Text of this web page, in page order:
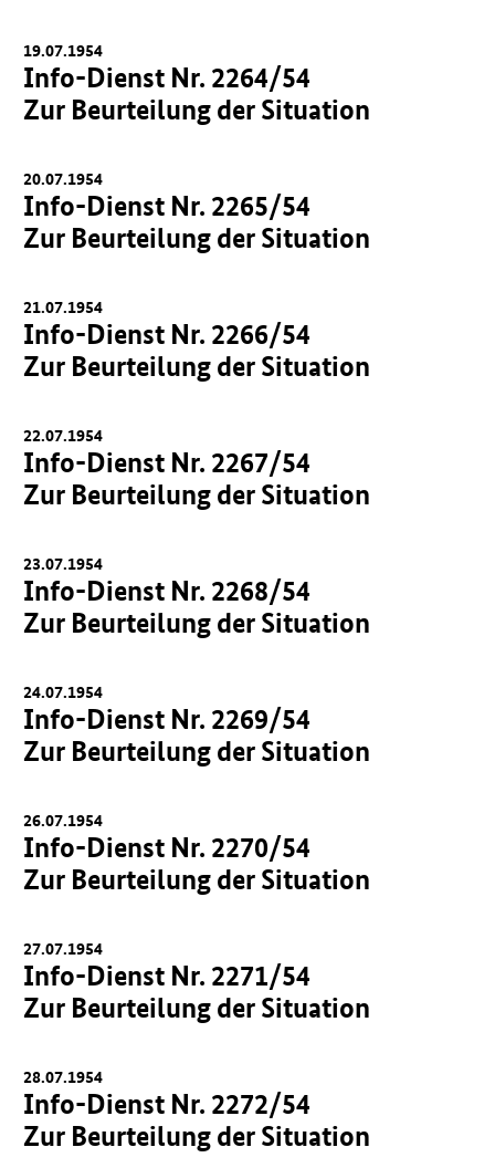
19.07.1954
Info-Dienst Nr. 2264/54
Zur Beurteilung der Situation
20.07.1954
Info-Dienst Nr. 2265/54
Zur Beurteilung der Situation
21.07.1954
Info-Dienst Nr. 2266/54
Zur Beurteilung der Situation
22.07.1954
Info-Dienst Nr. 2267/54
Zur Beurteilung der Situation
23.07.1954
Info-Dienst Nr. 2268/54
Zur Beurteilung der Situation
24.07.1954
Info-Dienst Nr. 2269/54
Zur Beurteilung der Situation
26.07.1954
Info-Dienst Nr. 2270/54
Zur Beurteilung der Situation
27.07.1954
Info-Dienst Nr. 2271/54
Zur Beurteilung der Situation
28.07.1954
Info-Dienst Nr. 2272/54
Zur Beurteilung der Situation